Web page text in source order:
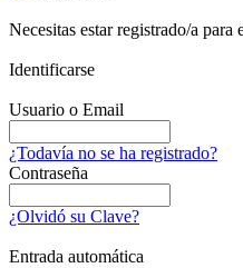
Necesitas estar registrado/a
Identificarse
Usuario o Email
¿Todavía no se ha registrado?
Contraseña
¿Olvidó su Clave?
Entrada automática